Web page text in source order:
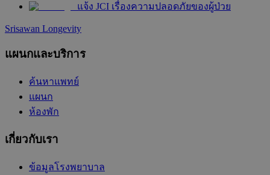
แจ้ง JCI เรื่องความปลอดภัยของผู้ป่วย
Srisawan Longevity
แผนกและบริการ
ค้นหาแพทย์
แผนก
ห้องพัก
เกี่ยวกับเรา
ข้อมูลโรงพยาบาล